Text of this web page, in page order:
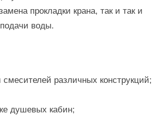
прокладки крана, так и так и
воды.
различных конструкций;
душевых кабин;